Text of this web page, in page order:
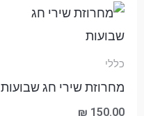
כללי
מחרוזת שירי חג שבועות
₪ 150.00